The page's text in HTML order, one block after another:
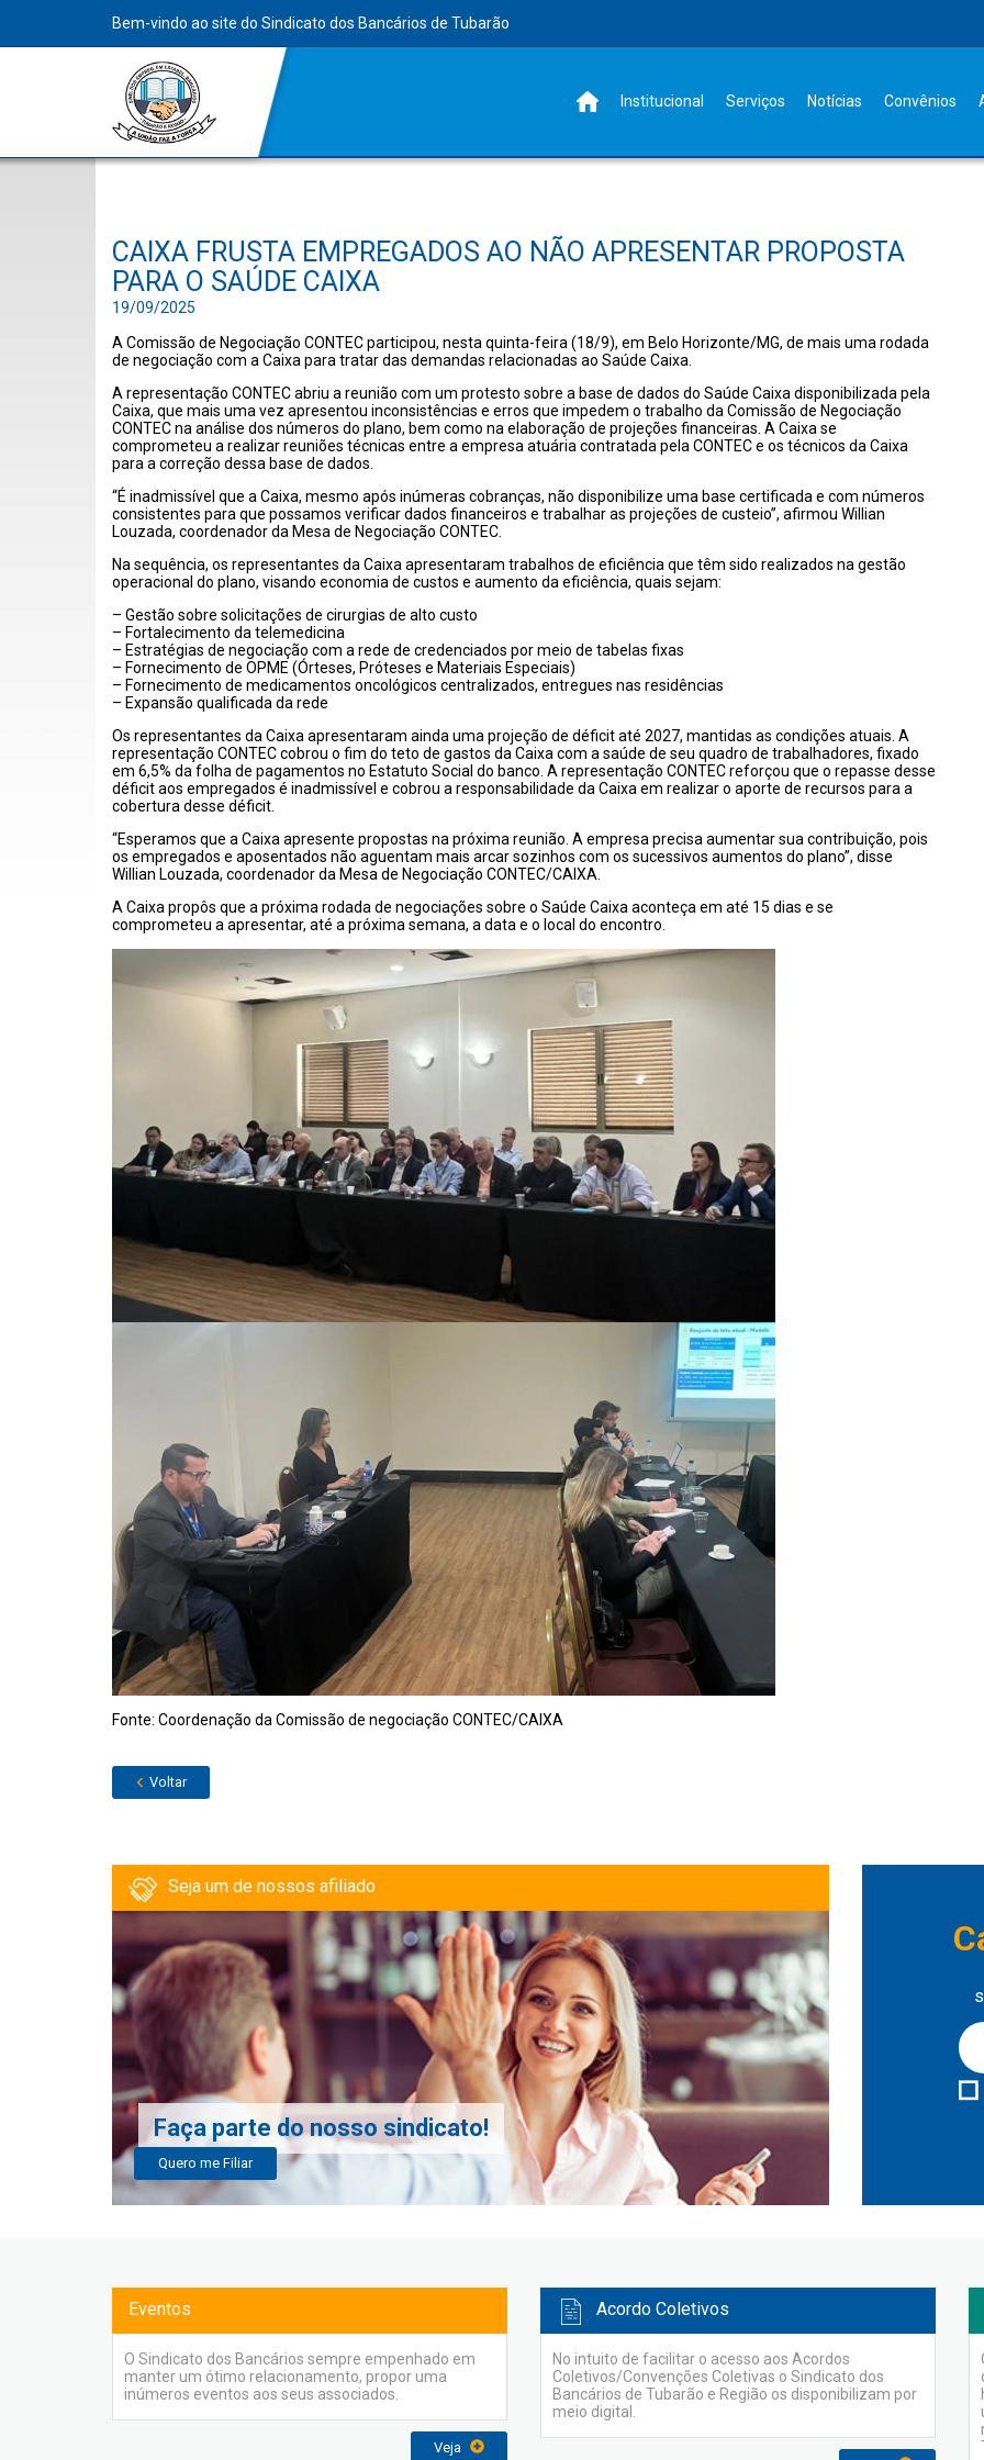
Bem-vindo ao site do Sindicato dos Bancários de Tubarão
Institucional Serviços Notícias Convênios
CAIXA FRUSTA EMPREGADOS AO NÃO APRESENTAR PROPOSTA
PARA O SAÚDE CAIXA
19/09/2025
A Comissão de Negociação CONTEC participou, nesta quinta-feira (18/9), em Belo Horizonte/MG, de mais uma rodada
de negociação com a Caixa para tratar das demandas relacionadas ao Saúde Caixa.
A representação CONTEC abriu a reunião com um protesto sobre a base de dados do Saúde Caixa disponibilizada pela
Caixa, que mais uma vez apresentou inconsistências e erros que impedem o trabalho da Comissão de Negociação
CONTEC na análise dos números do plano, bem como na elaboração de projeções financeiras. A Caixa se
comprometeu a realizar reuniões técnicas entre a empresa atuária contratada pela CONTEC e os técnicos da Caixa
para a correção dessa base de dados.
“É inadmissível que a Caixa, mesmo após inúmeras cobranças, não disponibilize uma base certificada e com números
consistentes para que possamos verificar dados financeiros e trabalhar as projeções de custeio”, afirmou Willian
Louzada, coordenador da Mesa de Negociação CONTEC.
Na sequência, os representantes da Caixa apresentaram trabalhos de eficiência que têm sido realizados na gestão
operacional do plano, visando economia de custos e aumento da eficiência, quais sejam:
– Gestão sobre solicitações de cirurgias de alto custo
– Fortalecimento da telemedicina
– Estratégias de negociação com a rede de credenciados por meio de tabelas fixas
– Fornecimento de OPME (Órteses, Próteses e Materiais Especiais)
– Fornecimento de medicamentos oncológicos centralizados, entregues nas residências
– Expansão qualificada da rede
Os representantes da Caixa apresentaram ainda uma projeção de déficit até 2027, mantidas as condições atuais. A
representação CONTEC cobrou o fim do teto de gastos da Caixa com a saúde de seu quadro de trabalhadores, fixado
em 6,5% da folha de pagamentos no Estatuto Social do banco. A representação CONTEC reforçou que o repasse desse
déficit aos empregados é inadmissível e cobrou a responsabilidade da Caixa em realizar o aporte de recursos para a
cobertura desse déficit.
“Esperamos que a Caixa apresente propostas na próxima reunião. A empresa precisa aumentar sua contribuição, pois
os empregados e aposentados não aguentam mais arcar sozinhos com os sucessivos aumentos do plano”, disse
Willian Louzada, coordenador da Mesa de Negociação CONTEC/CAIXA.
A Caixa propôs que a próxima rodada de negociações sobre o Saúde Caixa aconteça em até 15 dias e se
comprometeu a apresentar, até a próxima semana, a data e o local do encontro.
Fonte: Coordenação da Comissão de negociação CONTEC/CAIXA
Voltar
Seja um de nossos afiliado
Faça parte do nosso sindicato!
Quero me Filiar
Eventos
O Sindicato dos Bancários sempre empenhado em
manter um ótimo relacionamento, propor uma
inúmeros eventos aos seus associados.
Veja
Acordo Coletivos
No intuito de facilitar o acesso aos Acordos
Coletivos/Convenções Coletivas o Sindicato dos
Bancários de Tubarão e Região os disponibilizam por
meio digital.